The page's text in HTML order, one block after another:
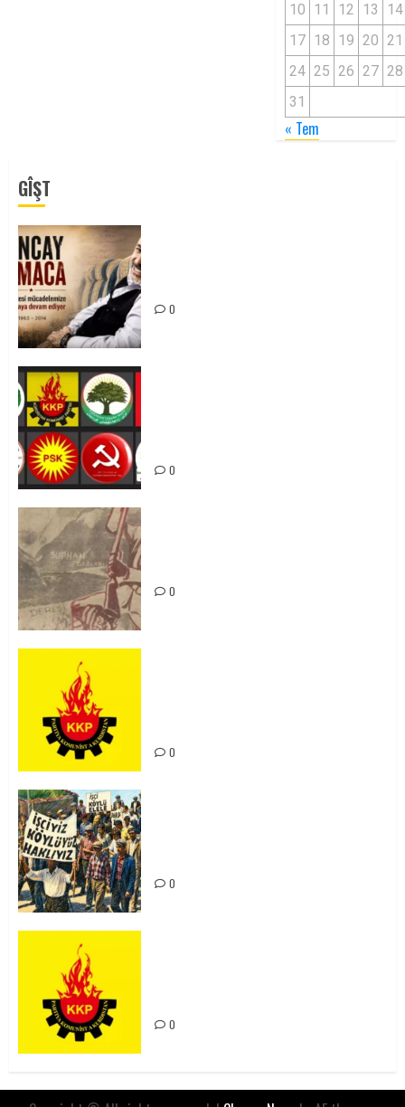
10 11 12 13
14
17 18 19 20 21
24 25 26 27 28
31
« Tem
GÎŞT
0
0
0
0
0
0